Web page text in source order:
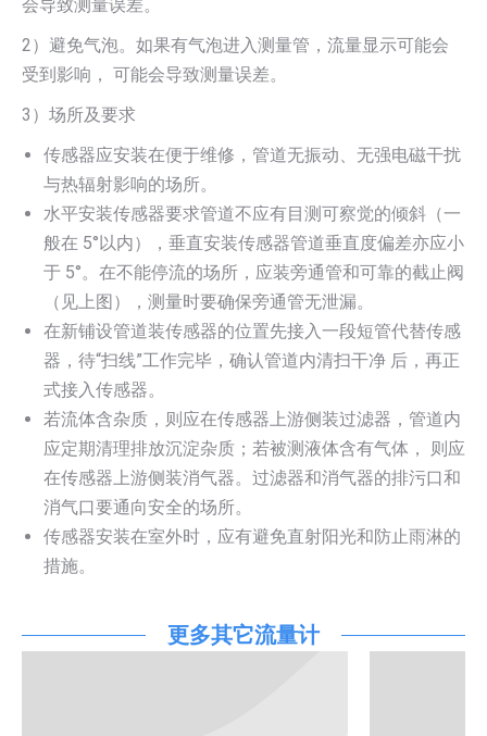
会导致测量误差。
2）避免气泡。如果有气泡进入测量管，流量显示可能会
受到影响， 可能会导致测量误差。
3）场所及要求
传感器应安装在便于维修，管道无振动、无强电磁干扰
与热辐射影响的场所。
水平安装传感器要求管道不应有目测可察觉的倾斜（一
般在 5°以内），垂直安装传感器管道垂直度偏差亦应小
于 5°。在不能停流的场所，应装旁通管和可靠的截止阀
（见上图），测量时要确保旁通管无泄漏。
在新铺设管道装传感器的位置先接入一段短管代替传感
器，待“扫线”工作完毕，确认管道内清扫干净 后，再正
式接入传感器。
若流体含杂质，则应在传感器上游侧装过滤器，管道内
应定期清理排放沉淀杂质；若被测液体含有气体， 则应
在传感器上游侧装消气器。过滤器和消气器的排污口和
消气口要通向安全的场所。
传感器安装在室外时，应有避免直射阳光和防止雨淋的
措施。
更多其它流量计